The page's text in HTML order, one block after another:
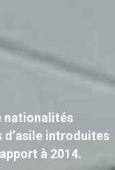
nationalités
d’asile introduites
à 2014.